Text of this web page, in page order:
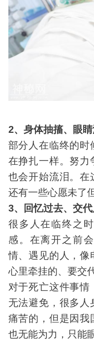
2、身体抽搐、眼睛
部分人在临终的时
在挣扎一样。努力
也会开始流泪。在
还有一些心愿未了
3、回忆过去、交
很多人在临终之
感。在离开之前
情、遇见的人，像
心里牵挂的、要交
对于死亡这件事情
无法避免，很多人
痛苦的，但是因我
也无能为力，只能